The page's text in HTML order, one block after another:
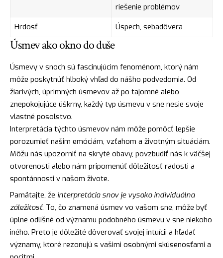
riešenie problémov
Hrdosť
Úspech, sebadôvera
Úsmev ako okno do duše
Úsmevy v snoch sú fascinujúcim fenoménom, ktorý nám
môže poskytnúť hlboký vhľad do nášho podvedomia. Od
žiarivých, úprimných úsmevov až po tajomné alebo
znepokojujúce úškrny, každý typ úsmevu v sne nesie svoje
vlastné posolstvo.
Interpretácia týchto úsmevov nám môže pomôcť lepšie
porozumieť našim emóciám, vzťahom a životným situáciám.
Môžu nás upozorniť na skryté obavy, povzbudiť nás k väčšej
otvorenosti alebo nám pripomenúť dôležitosť radosti a
spontánnosti v našom živote.
Pamätajte, že interpretácia snov je vysoko individuálna
záležitosť. To, čo znamená úsmev vo vašom sne, môže byť
úplne odlišné od významu podobného úsmevu v sne niekoho
iného. Preto je dôležité dôverovať svojej intuícii a hľadať
významy, ktoré rezonujú s vašimi osobnými skúsenosťami a